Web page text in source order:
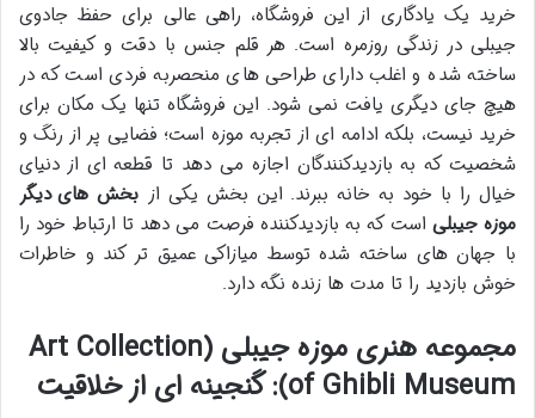
خرید یک یادگاری از این فروشگاه، راهی عالی برای حفظ جادوی
جیبلی در زندگی روزمره است. هر قلم جنس با دقت و کیفیت بالا
ساخته شده و اغلب دارای طراحی های منحصربه فردی است که در
هیچ جای دیگری یافت نمی شود. این فروشگاه تنها یک مکان برای
خرید نیست، بلکه ادامه ای از تجربه موزه است؛ فضایی پر از رنگ و
شخصیت که به بازدیدکنندگان اجازه می دهد تا قطعه ای از دنیای
خیال را با خود به خانه ببرند. این بخش یکی از بخش های دیگر
موزه جیبلی است که به بازدیدکننده فرصت می دهد تا ارتباط خود را
با جهان های ساخته شده توسط میازاکی عمیق تر کند و خاطرات
خوش بازدید را تا مدت ها زنده نگه دارد.
مجموعه هنری موزه جیبلی (Art Collection
of Ghibli Museum): گنجینه ای از خلاقیت